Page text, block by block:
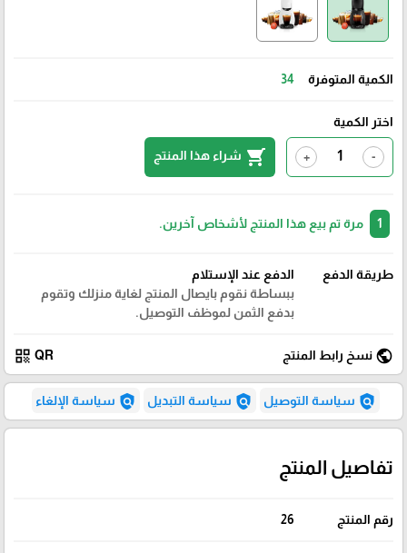
الكمية المتوفرة 34
اختر الكمية
-
+
shopping_cart شراء هذا المنتج
مرة تم بيع هذا المنتج لأشخاص آخرين.
طريقة الدفع
الدفع عند الإستلام
ببساطة نقوم بايصال المنتج لغاية منزلك وتقوم
بدفع الثمن لموظف التوصيل.
public نسخ رابط المنتج QR
qr_code
policy سياسة التوصيل policy سياسة التبديل policy سياسة الإلغاء
تفاصيل المنتج
رقم المنتج 26